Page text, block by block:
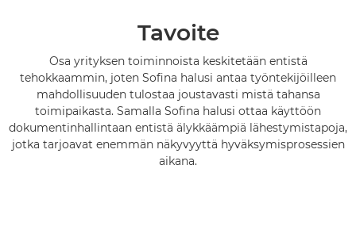
Tavoite
Osa yrityksen toiminnoista keskitetään entistä
tehokkaammin, joten Sofina halusi antaa työntekijöilleen
mahdollisuuden tulostaa joustavasti mistä tahansa
toimipaikasta. Samalla Sofina halusi ottaa käyttöön
dokumentinhallintaan entistä älykkäämpiä lähestymistapoja,
jotka tarjoavat enemmän näkyvyyttä hyväksymisprosessien
aikana.